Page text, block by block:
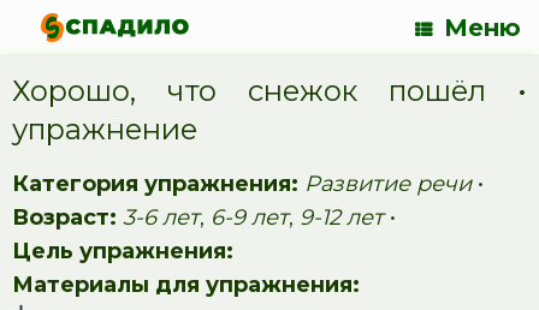
Меню
Хорошо, что снежок пошёл •
упражнение
Категория упражнения: Развитие речи•
Возраст: 3-6 лет, 6-9 лет, 9-12 лет•
Цель упражнения:
Материалы для упражнения: